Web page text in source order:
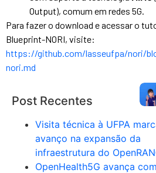
Output), comum em redes 5G.
Para fazer o download e acessar o
Blueprint-NORI, visite:
https://github.com/lasseufpa/nori/
nori.md
Post Recentes
Visita técnica à UFPA
avanço na expansão da
infraestrutura do
OpenHealth5G avança com